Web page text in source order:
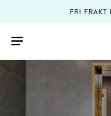
FRI